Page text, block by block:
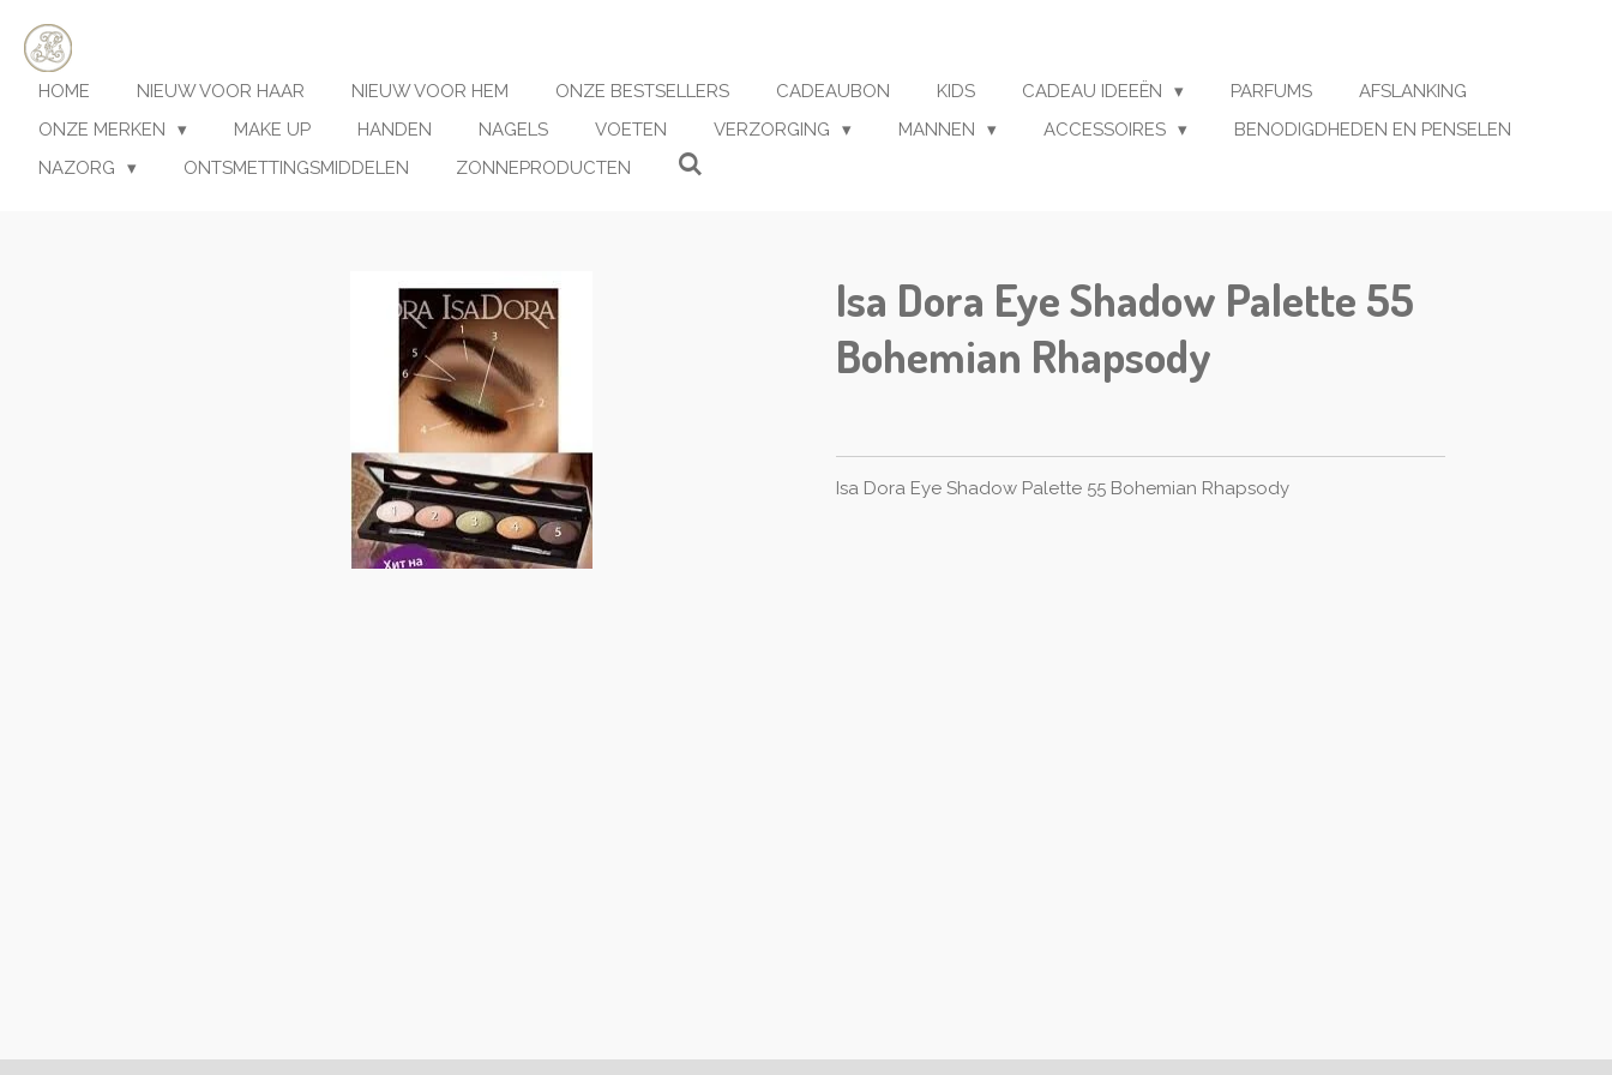
Ga
direct
naar
hoofdinhoud
HOME NIEUW VOOR HAAR NIEUW VOOR HEM ONZE BESTSELLERS CADEAUBON KIDS CADEAU IDEEËN PARFUMS
AFSLANKING
ONZE MERKEN
MAKE UP HANDEN NAGELS VOETEN VERZORGING MANNEN ACCESSOIRES
BENODIGDHEDEN EN PENSELEN
NAZORG
ONTSMETTINGSMIDDELEN ZONNEPRODUCTEN
Isa Dora Eye Shadow Palette 55
Bohemian Rhapsody
Isa Dora Eye Shadow Palette 55 Bohemian Rhapsody